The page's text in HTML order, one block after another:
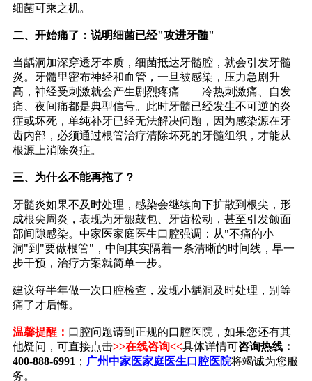
细菌可乘之机。
二、开始痛了：说明细菌已经"攻进牙髓"
当龋洞加深穿透牙本质，细菌抵达牙髓腔，就会引发牙髓
炎。牙髓里密布神经和血管，一旦被感染，压力急剧升
高，神经受刺激就会产生剧烈疼痛——冷热刺激痛、自发
痛、夜间痛都是典型信号。此时牙髓已经发生不可逆的炎
症或坏死，单纯补牙已经无法解决问题，因为感染源在牙
齿内部，必须通过根管治疗清除坏死的牙髓组织，才能从
根源上消除炎症。
三、为什么不能再拖了？
牙髓炎如果不及时处理，感染会继续向下扩散到根尖，形
成根尖周炎，表现为牙龈鼓包、牙齿松动，甚至引发颌面
部间隙感染。中家医家庭医生口腔强调：从"不痛的小
洞"到"要做根管"，中间其实隔着一条清晰的时间线，早一
步干预，治疗方案就简单一步。
建议每半年做一次口腔检查，发现小龋洞及时处理，别等
痛了才后悔。
温馨提醒： 口腔问题请到正规的口腔医院，如果您还有其
他疑问，可直接点击>>在线咨询<<具体详情可咨询热线：
400-888-6991 ； 广州中家医家庭医生口腔医院将竭诚为您服
务。